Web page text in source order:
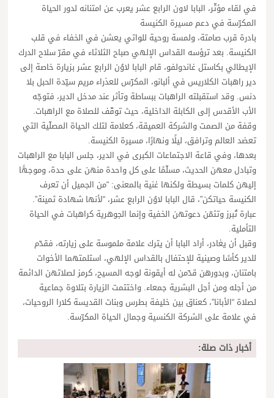
في لقاء مؤثّر، البابا لاون الرابع عشر يعرب عن امتنانه لدور الحياة
المكرّسة في دعم مسيرة الكنيسة
بادرة قرب صامتة، ولمسة روحية للواتي يعشن في الخفاء في قلب
الكنيسة. بعد ترؤسه القداس الإلهي صباح الثلاثاء في مقرّ سلاح الدرك
الإيطالي بكاستل غاندولفو، قام البابا لاوُن الرابع عشر بزيارة خاصة إلى
دير راهبات الكلاريس في ألبانو، المكرّس للعذراء مريم سيّدة الحبل بلا
دنس. وقد استقبلته الراهبات ببساطة وتأثر عند مدخل الدير، فتوجّه
الأب الأقدس إلى الكابلة الداخلية، حيث توقّف للصلاة مع الراهبات.
وقفة من الصمت والشركة العميقة، كعلامة لتلك الحياة المصلّية التي
تعضد العالم وترافق، ليلًا ونهارًا، مسيرة الكنيسة.
بعدها، وفي قاعة الاجتماعات الكبرى في الدير، جلس البابا مع الراهبات
وتبادل معهن الحديث، مسلّمًا على كل واحدة منهن على حدة، وموجهًا
إليهن كلمات بسيطة ولكنها غنية بالمعنى: “من الجميل أن تعرف
الكنيسة حياتكن”، قال البابا لاوُن الرابع عشر، “لأنها شهادة ثمينة”.
عبارة تُبرز وتثمّن دعوتهن الخفية وإنما الجوهرية كراهبات في الحياة
التأملية.
وقبل أن يغادر، أراد البابا أن يترك علامة ملموسة على زيارته، فقدّم
للدير كأسًا وصينية للإحتفال بالقداس الإلهي، استلمتهما الأخوات
بامتنان، وبدورهن قدّمن له أيقونة لوجه المسيح، كرمز لصلاتهن الدائمة
من أجله ومن أجل البشرية جمعاء. واختتمت الزيارة بتلاوة جماعية
لصلاة “الأبانا”، كعناق بين خليفة بطرس وبنات القديسة كلارا الروحيات،
في علامة على الشركة الكنسية وجمال الحياة المكرّسة.
أخبار ذات صلة: